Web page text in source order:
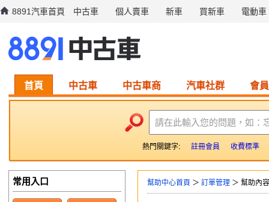
8891汽車首頁 中古車 個人賣車 新車 買新車 電動車
首頁 中古車 中古車商 汽車社群 會
請在此輸入您的問題，如：
熱門關鍵字: 註冊會員 收費標準
幫助中心首頁 ＞ 訂單管理 ＞ 幫助內容
常用入口